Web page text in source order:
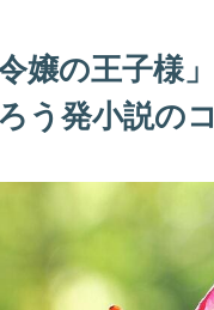
嬢の王子様
う発小説の